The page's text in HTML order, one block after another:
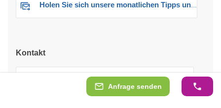
Anfrage senden
Holen Sie sich unsere monatlichen Tipps und Angebote
Kontakt